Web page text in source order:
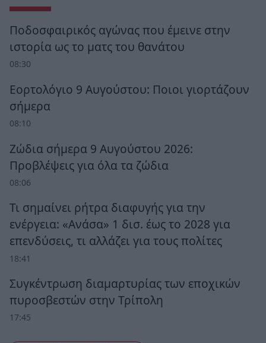
Ποδοσφαιρικός αγώνας που έμεινε στην
ιστορία ως το ματς του θανάτου
08:30
Εορτολόγιο 9 Αυγούστου: Ποιοι γιορτάζουν
σήμερα
08:10
Ζώδια σήμερα 9 Αυγούστου 2026:
Προβλέψεις για όλα τα ζώδια
08:06
Τι σημαίνει ρήτρα διαφυγής για την
ενέργεια: «Ανάσα» 1 δισ. έως το 2028 για
επενδύσεις, τι αλλάζει για τους πολίτες
18:41
Συγκέντρωση διαμαρτυρίας των εποχικών
πυροσβεστών στην Τρίπολη
17:45